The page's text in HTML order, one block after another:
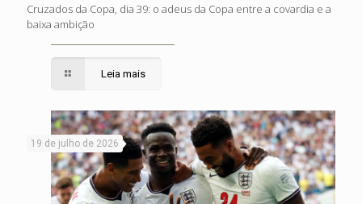
Cruzados da Copa, dia 39: o adeus da Copa entre a covardia e a
baixa ambição
Leia mais
19 de julho de 2026